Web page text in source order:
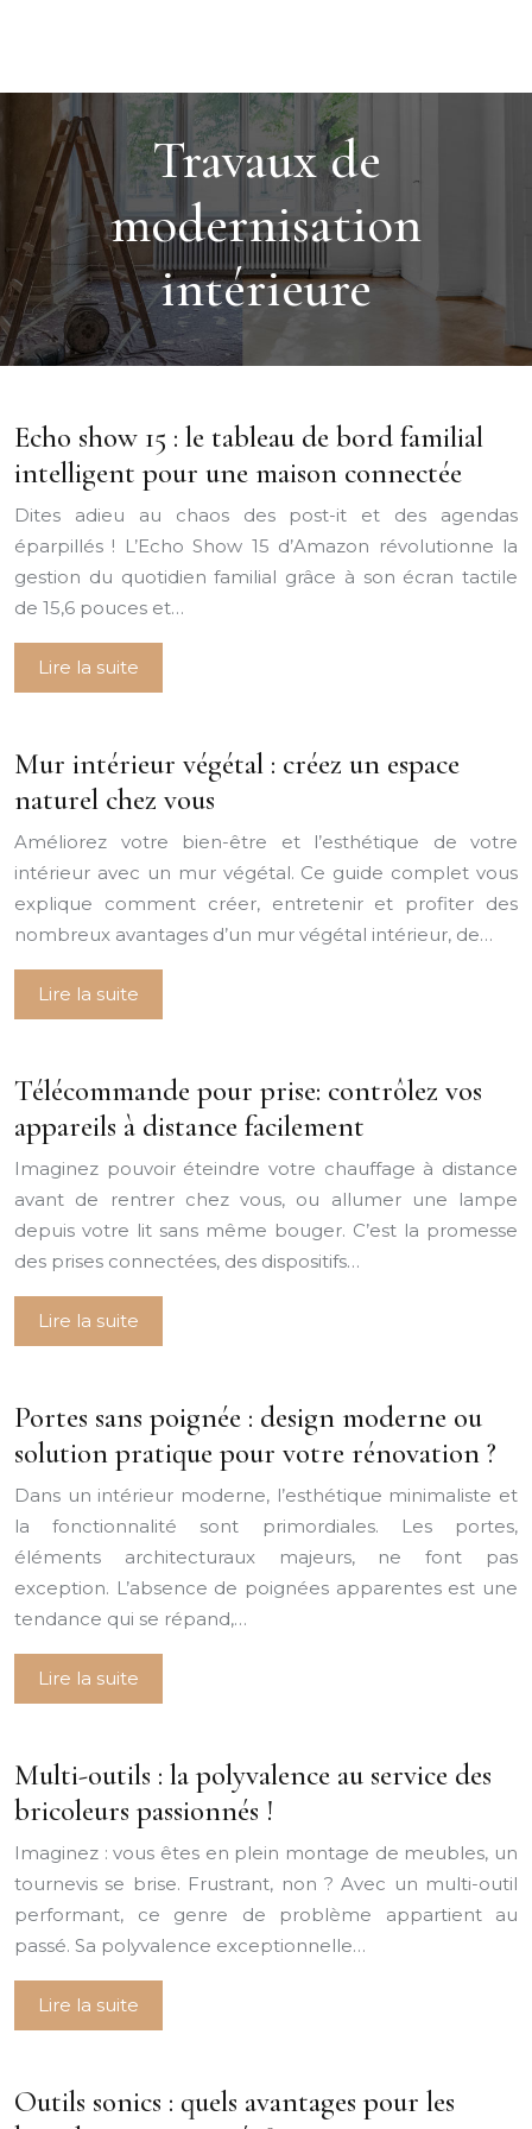
Travaux de
modernisation
intérieure
Echo show 15 : le tableau de bord familial
intelligent pour une maison connectée
Dites adieu au chaos des post-it et des agendas
éparpillés ! L’Echo Show 15 d’Amazon révolutionne la
gestion du quotidien familial grâce à son écran tactile
de 15,6 pouces et…
Lire la suite
Mur intérieur végétal : créez un espace
naturel chez vous
Améliorez votre bien-être et l’esthétique de votre
intérieur avec un mur végétal. Ce guide complet vous
explique comment créer, entretenir et profiter des
nombreux avantages d’un mur végétal intérieur, de…
Lire la suite
Télécommande pour prise: contrôlez vos
appareils à distance facilement
Imaginez pouvoir éteindre votre chauffage à distance
avant de rentrer chez vous, ou allumer une lampe
depuis votre lit sans même bouger. C’est la promesse
des prises connectées, des dispositifs…
Lire la suite
Portes sans poignée : design moderne ou
solution pratique pour votre rénovation ?
Dans un intérieur moderne, l’esthétique minimaliste et
la fonctionnalité sont primordiales. Les portes,
éléments architecturaux majeurs, ne font pas
exception. L’absence de poignées apparentes est une
tendance qui se répand,…
Lire la suite
Multi-outils : la polyvalence au service des
bricoleurs passionnés !
Imaginez : vous êtes en plein montage de meubles, un
tournevis se brise. Frustrant, non ? Avec un multi-outil
performant, ce genre de problème appartient au
passé. Sa polyvalence exceptionnelle…
Lire la suite
Outils sonics : quels avantages pour les